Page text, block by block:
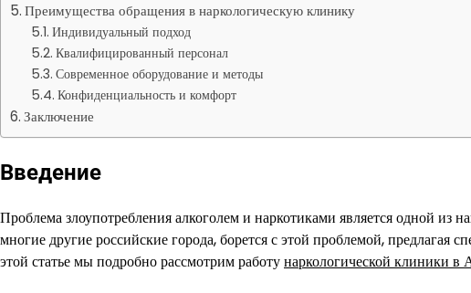
Преимущества обращения в наркологическую клинику
Индивидуальный подход
Квалифицированный персонал
Современное оборудование и методы
Конфиденциальность и комфорт
Заключение
Введение
Проблема злоупотребления алкоголем и наркотиками является одной из
многие другие российские города, борется с этой проблемой,
этой статье мы подробно рассмотрим работунаркологической клиники в